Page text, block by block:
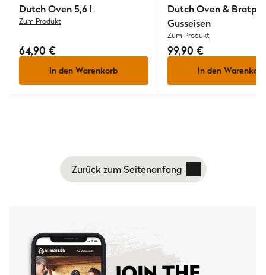
Dutch Oven 5,6 l
Zum Produkt
64,90 €
In den Warenkorb
Dutch Oven &
Gusseisen
Zum Produkt
99,90 €
In den Warenkorb
Zurück zum Seitenanfang